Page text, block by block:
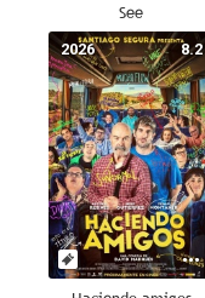
See
8.2
2026